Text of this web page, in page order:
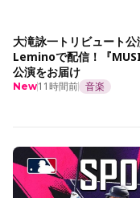
大滝詠一トリビュート
Leminoで配信！『
公演をお届け
New11時間前 音楽